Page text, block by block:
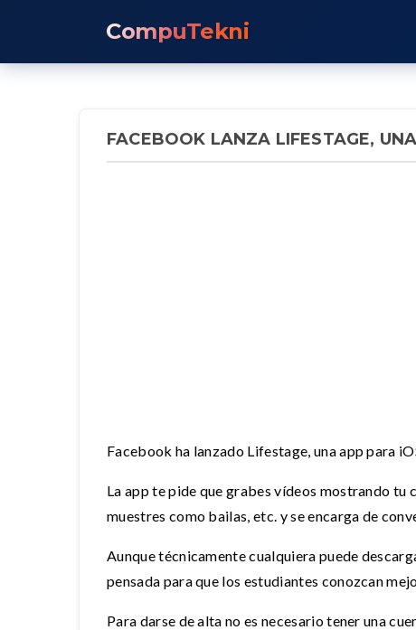
CompuTekni
FACEBOOK LANZA LIFESTAGE,
Facebook ha lanzado Lifestage, una app para
La app te pide que grabes vídeos mostrando tu
muestres como bailas, etc. y se encarga de
Aunque técnicamente cualquiera puede
pensada para que los estudiantes conozcan
Para darse de alta no es necesario tener una